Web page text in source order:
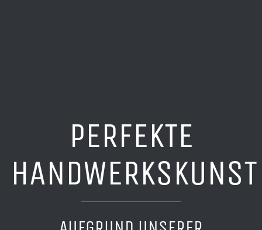
PERFEKTE
HANDWERKSKUNST